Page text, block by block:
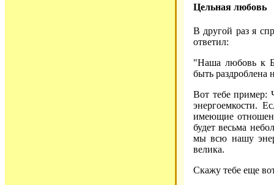
Цельная любовь
В другой раз я
ответил:
"Наша любовь к
быть
Вот тебе пример:
энергоемкости.
имеющие
будет весьма
мы всю нашу
велика.
Скажу тебе еще